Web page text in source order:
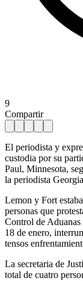
9
Compartir
El periodista y
custodia por su
Paul, Minnesota,
la periodista
Lemon y Fort
personas que
Control de Aduanas
18 de enero,
tensos
La secretaria de
total de cuatro